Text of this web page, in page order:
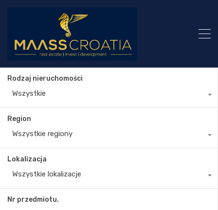
Rodzaj nieruchomości
Wszystkie
Region
Wszystkie regiony
Lokalizacja
Wszystkie lokalizacje
Nr przedmiotu.